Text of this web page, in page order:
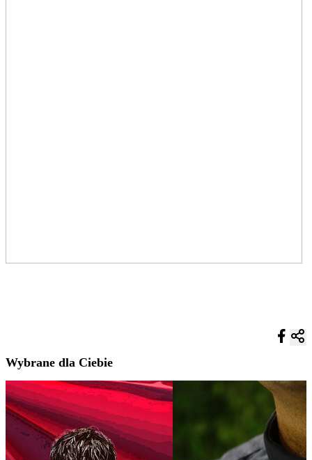
Wybrane dla Ciebie